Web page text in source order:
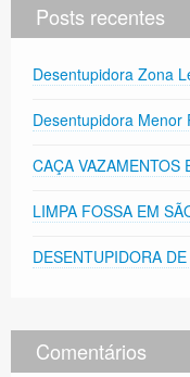
Posts recentes
Desentupidora Zona
Desentupidora Menor
CAÇA VAZAMENTOS
LIMPA FOSSA EM
DESENTUPIDORA
Comentários